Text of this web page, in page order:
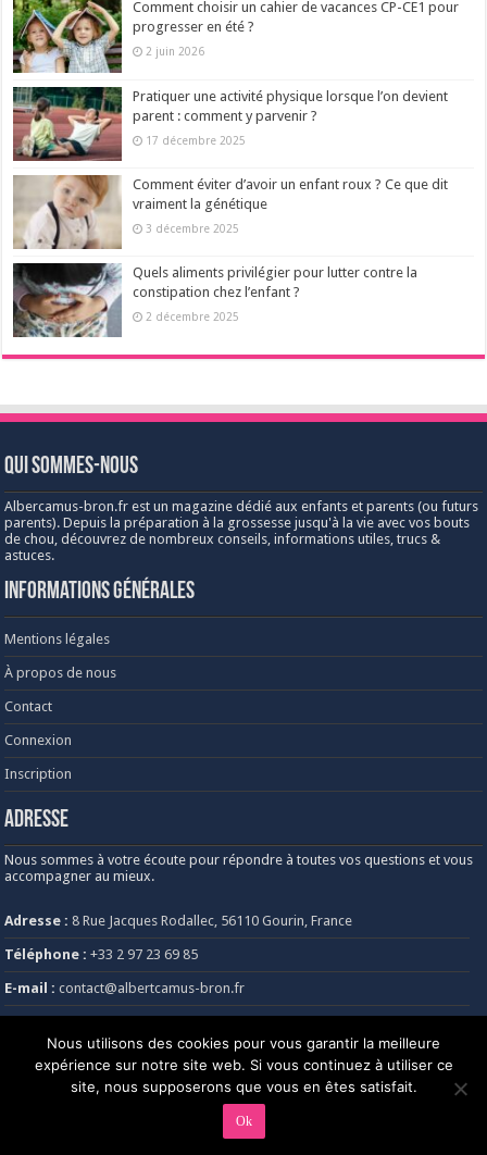
Comment choisir un cahier de vacances CP-CE1 pour
progresser en été ?
2 juin 2026
Pratiquer une activité physique lorsque l’on devient
parent : comment y parvenir ?
17 décembre 2025
Comment éviter d’avoir un enfant roux ? Ce que dit
vraiment la génétique
3 décembre 2025
Quels aliments privilégier pour lutter contre la
constipation chez l’enfant ?
2 décembre 2025
Qui sommes-nous
Albercamus-bron.fr est un magazine dédié aux enfants et parents (ou futurs
parents). Depuis la préparation à la grossesse jusqu'à la vie avec vos bouts
de chou, découvrez de nombreux conseils, informations utiles, trucs &
astuces.
Informations générales
Mentions légales
À propos de nous
Contact
Connexion
Inscription
Adresse
Nous sommes à votre écoute pour répondre à toutes vos questions et vous
accompagner au mieux.
Adresse : 8 Rue Jacques Rodallec, 56110 Gourin, France
Téléphone : +33 2 97 23 69 85
E-mail : contact@albertcamus-bron.fr
© Copyright @2026, Tous droits réservés. @Albert Camus Bron
Nous utilisons des cookies pour vous garantir la meilleure
expérience sur notre site web. Si vous continuez à utiliser ce
site, nous supposerons que vous en êtes satisfait.
Ok